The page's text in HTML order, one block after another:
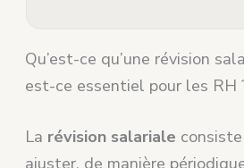
Qu’est-ce qu’une révision
est-ce essentiel pour les RH
La révision salariale
ajuster, de manière